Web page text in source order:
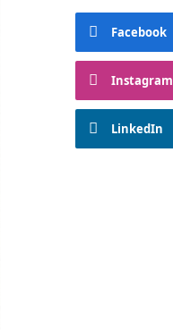
Facebook
Instagram
LinkedIn